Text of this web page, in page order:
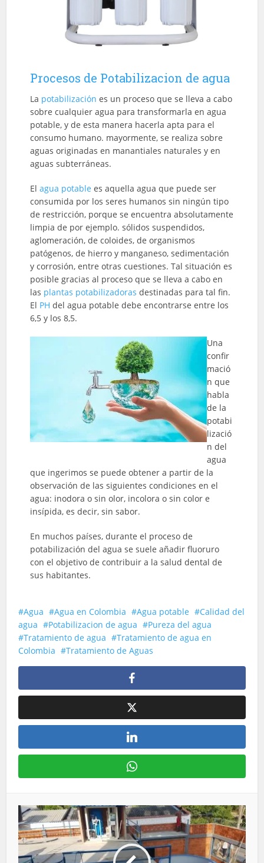
Procesos de Potabilizacion de agua
La potabilización es un proceso que se lleva a cabo
sobre cualquier agua para transformarla en agua
potable, y de esta manera hacerla apta para el
consumo humano. mayormente, se realiza sobre
aguas originadas en manantiales naturales y en
aguas subterráneas.
Elagua potable es aquella agua que puede ser
consumida por los seres humanos sin ningún tipo
de restricción, porque se encuentra absolutamente
limpia de por ejemplo. sólidos suspendidos,
aglomeración, de coloides, de organismos
patógenos, de hierro y manganeso, sedimentación
y corrosión, entre otras cuestiones. Tal situación es
posible gracias al proceso que se lleva a cabo en
las plantas potabilizadoras destinadas para tal fin.
El PH del agua potable debe encontrarse entre los
6,5 y los 8,5.
Una
confir
mació
n que
habla
de la
potabi
lizació
n del
agua
que ingerimos se puede obtener a partir de la
observación de las siguientes condiciones en el
agua: inodora o sin olor, incolora o sin color e
insípida, es decir, sin sabor.
En muchos países, durante el proceso de
potabilización del agua se suele añadir fluoruro
con el objetivo de contribuir a la salud dental de
sus habitantes.
Agua Agua en Colombia Agua potable
Calidad del
agua
Potabilizacion de agua
Pureza del agua
Tratamiento de agua
Tratamiento de agua en
Colombia
Tratamiento de Aguas